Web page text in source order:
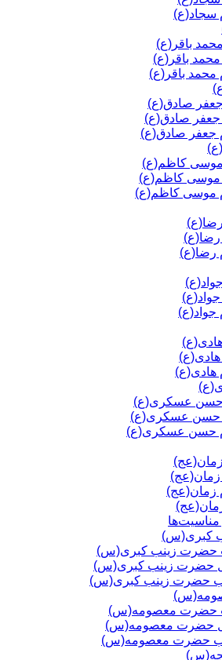
سجاد(ع)
باقر(ع)
باقر(ع)
محمد باقر(ع)
جعفر صادق(ع)
جعفر صادق(ع)
جعفر صادق(ع)
موسی کاظم(ع)
موسی کاظم(ع)
موسی کاظم(ع)
رضا(ع)
رضا(ع)
جواد(ع)
هادی(ع)
هادی(ع)
حسن عسکری(ع)
حسن عسکری(ع)
حسن عسکری(ع)
زمان(عج)
زمان(عج)
کبری(س)
حضرت زینب کبری(س)
حضرت زینب کبری(س)
حضرت زینب کبری(س)
حضرت معصومه(س)
حضرت معصومه(س)
حضرت معصومه(س)